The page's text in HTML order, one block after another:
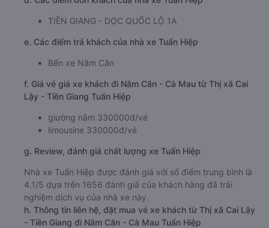
TIỀN GIANG - DỌC QUỐC LỘ 1A
e. Các điểm trả khách của nhà xe Tuấn Hiệp
Bến xe Năm Căn
f. Giá vé giá xe khách đi Năm Căn - Cà Mau từ Thị xã Cai
Lậy - Tiền Giang Tuấn Hiệp
giường nằm 330000đ/vé
limousine 330000đ/vé
g. Review, đánh giá chất lượng xe Tuấn Hiệp
Nhà xe Tuấn Hiệp được đánh giá với số điểm trung bình là
4.1/5 dựa trên 1656 đánh giá của khách hàng đã trải
nghiệm dịch vụ của nhà xe này.
h. Thông tin liên hệ, đặt mua vé xe khách từ Thị xã Cai Lậy
- Tiền Giang đi Năm Căn - Cà Mau Tuấn Hiệp